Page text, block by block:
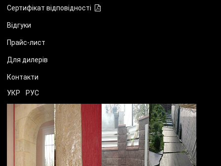
Сертифікат відповідності
Відгуки
Прайс-лист
Для дилерів
Контакти
УКР РУС